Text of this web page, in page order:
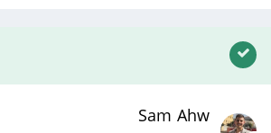
Sam Ahw